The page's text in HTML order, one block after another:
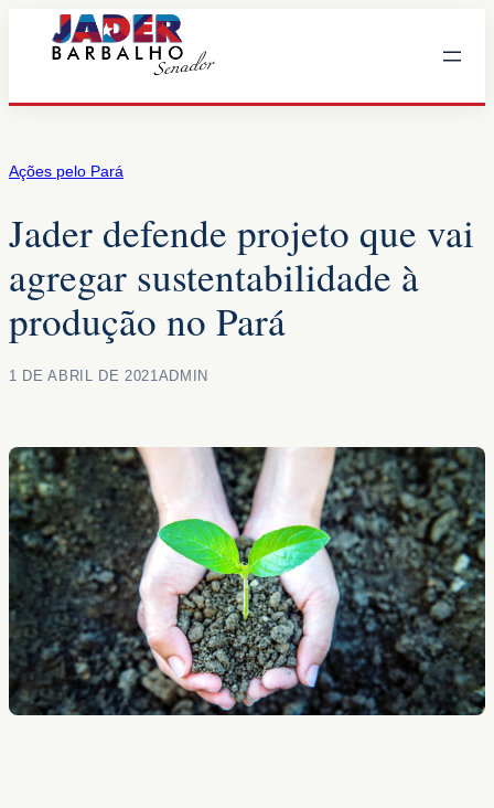
Ações pelo Pará
Jader defende projeto que vai
agregar sustentabilidade à
produção no Pará
1 DE ABRIL DE 2021ADMIN